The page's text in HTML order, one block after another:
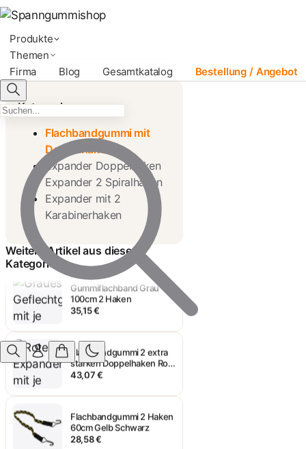
Produkte
Themen
Firma
Blog Gesamtkatalog Bestellung / Angebot
Kategorien
Flachbandgummi mit
Doppelhaken
Expander Doppelhaken
Expander 2 Spiralhaken
Expander mit 2
Karabinerhaken
Weitere Artikel aus dieser
Kategorie
Flachbandgummi 2 Haken
60cm Gelb Schwarz
Gummiflachband Grau
100cm 2 Haken
35,15 €
Flachbandgummi 2 extra
starken Doppelhaken Rot
150cm
43,07 €
60cm Gelb Schwarz
28,58 €